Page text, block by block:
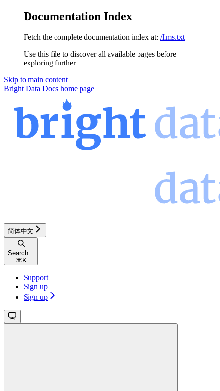
Documentation Index
Fetch the complete documentation index at: /llms.txt
Use this file to discover all available pages before
exploring further.
Skip to main content
Bright Data Docs home page
简体中文
Search...
⌘ K
Support
Sign up
Sign up